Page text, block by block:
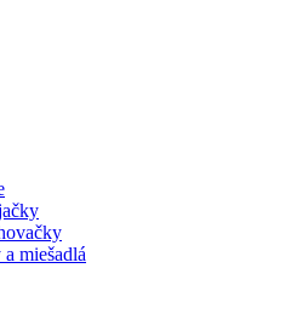
miešadlá